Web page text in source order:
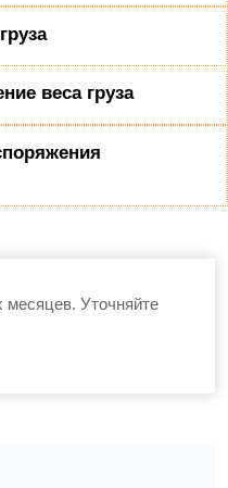
веса груза
месяцев. Уточняйте